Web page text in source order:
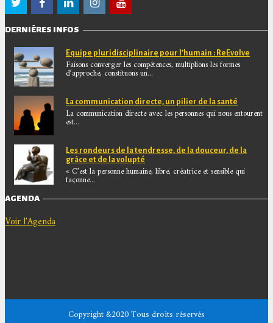
DERNIÈRES INFOS
Equipe pluridisciplinaire pour l’humain : ReEvolve
Faisons converger les compétences, multiplions les formes
d’approche, constituons un...
La communication directe, un pilier de la santé
La communication directe avec les personnes qui nous entourent
est...
Les rondeurs de la tendresse, de la douceur, de la
grâce et de la volupté
« C’est la personne humaine, libre, créatrice et sensible qui
façonne...
AGENDA
Voir l'Agenda
Copyright &2020 Tous droits réservés